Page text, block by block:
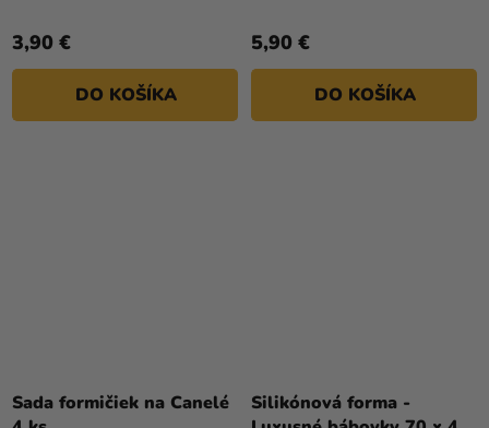
3,90 €
DO KOŠÍKA
5,90 €
DO KOŠÍKA
Sada formičiek na Canelé
Silikónová forma -